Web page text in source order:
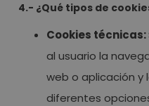
4.- ¿Qué tipos de
Cookies técnicas:
al usuario la
web o aplicación y
diferentes